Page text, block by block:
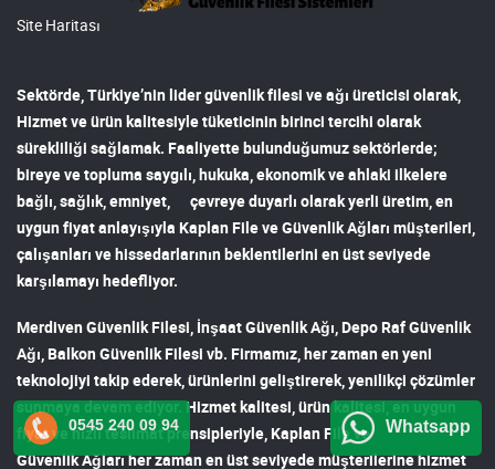
Site Haritası
Sektörde, Türkiye’nin lidergüvenlik filesi ve ağı üreticisi olarak,
Hizmet ve ürün kalitesiyle tüketicinin birinci tercihi olarak
sürekliliği sağlamak. Faaliyette bulunduğumuz sektörlerde;
bireye ve topluma saygılı, hukuka, ekonomik ve ahlaki ilkelere
bağlı, sağlık, emniyet, çevreye duyarlı olarak yerli üretim, en
uygun fiyat anlayışıyla Kaplan File ve Güvenlik Ağları müşterileri,
çalışanları ve hissedarlarının beklentilerini en üst seviyede
karşılamayı hedefliyor.
Merdiven Güvenlik Filesi İnşaat Güvenlik Ağı Depo Raf Güvenlik
Ağı Balkon Güvenlik Filesi vb. Firmamız, her zaman en yeni
teknolojiyi takip ederek, ürünlerini geliştirerek, yenilikçi çözümler
sunmaya devam ediyor. Hizmet kalitesi, ürün kalitesi, en uygun
fiyat ve hızlı teslimat prensipleriyle, Kaplan File ve
Güvenlik Ağlarıher zaman en üst seviyede müşterilerine hizmet
0545 240 09 94 Whatsapp